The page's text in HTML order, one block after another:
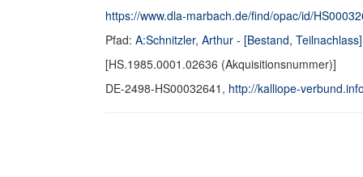
https://www.dla-marbach.de/find/opac/id/
Pfad: A:Schnitzler, Arthur - [Bestand, Teilnachlass]
[HS.1985.0001.02636 (Akquisitionsnummer)]
DE-2498-HS00032641, http://kalliope-